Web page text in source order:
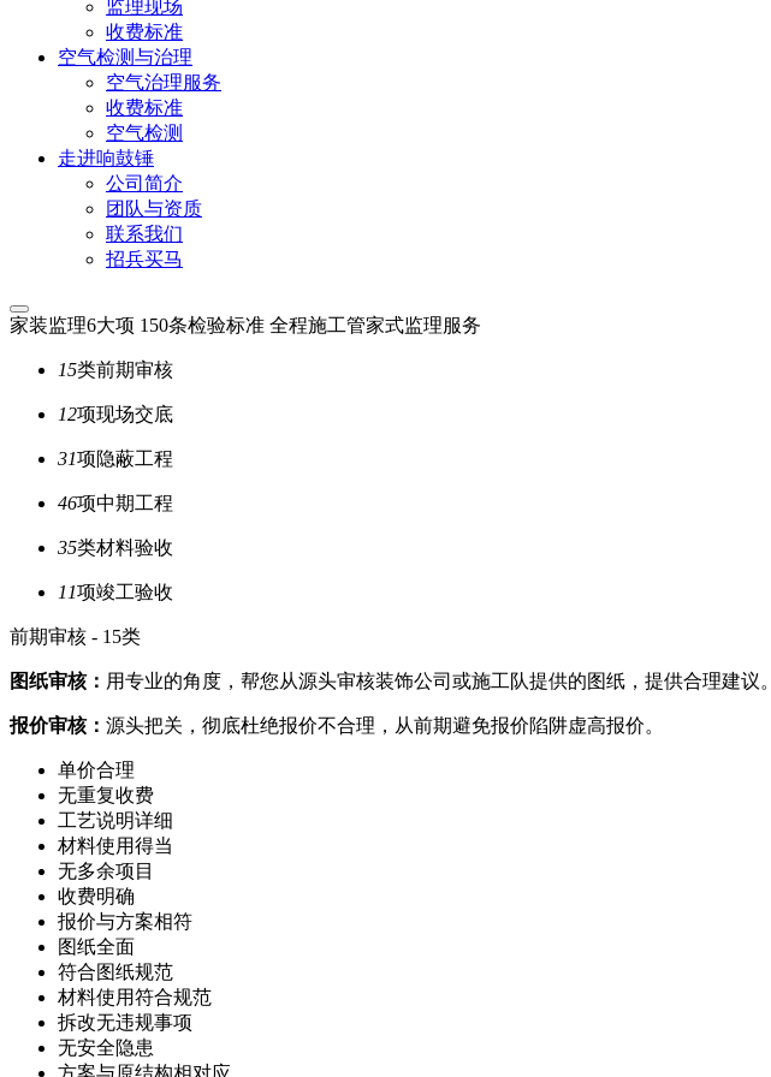
监理现场
收费标准
空气检测与治理
空气治理服务
收费标准
空气检测
走进响鼓锤
公司简介
团队与资质
联系我们
招兵买马
家装监理6大项 150条检验标准 全程施工管家式监理服务
15类前期审核
12项现场交底
31项隐蔽工程
46项中期工程
35类材料验收
11项竣工验收
前期审核 - 15类
图纸审核： 用专业的角度，帮您从源头审核装饰公司或施工队提供的图纸，提供合理建议。
报价审核： 源头把关，彻底杜绝报价不合理，从前期避免报价陷阱虚高报价。
单价合理
无重复收费
工艺说明详细
材料使用得当
无多余项目
收费明确
报价与方案相符
图纸全面
符合图纸规范
材料使用符合规范
拆改无违规事项
无安全隐患
方案与原结构相对应